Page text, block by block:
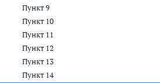
Пункт 9
Пункт 10
Пункт 11
Пункт 12
Пункт 13
Пункт 14